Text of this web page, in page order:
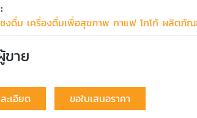
งดื่ม เครื่องดื่มเพื่อสุขภาพ กาแฟ โกโก้ ผลิตภัณ
าย
ะเอียด ขอใบเสนอราคา